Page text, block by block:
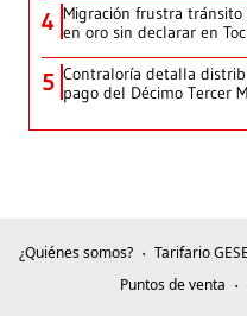
4 Migración frustra
en oro sin declarar en
5 Contraloría detalla
pago del Décimo Tercer
¿Quiénes somos? Tarifario GESE
Puntos de venta